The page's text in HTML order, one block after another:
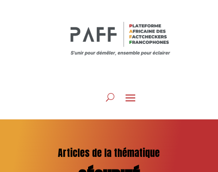
Articles de la thématique